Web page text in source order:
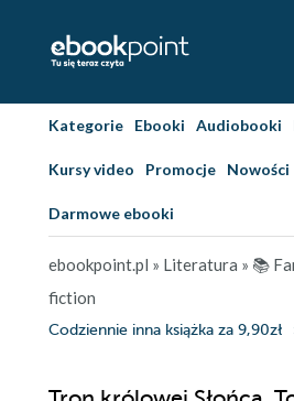
Kategorie Ebooki Audiobooki
Kursy video Promocje Nowości
Darmowe ebooki
ebookpoint.pl » Literatura » 📚
fiction
Codziennie inna książka za 9,90zł